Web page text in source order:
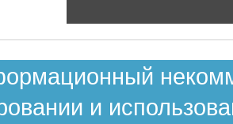
и